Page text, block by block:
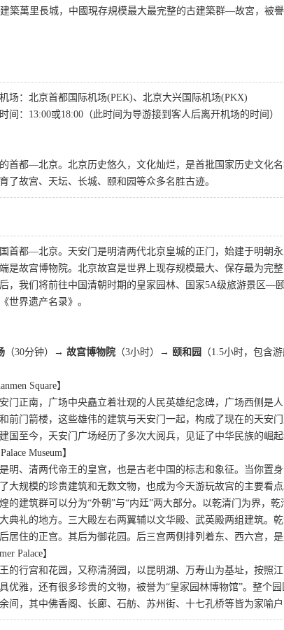
築萬里長城，中國現存規模最大最完整的古建築群—故宮，被
场：北京首都国际机场(PEK)、北京大兴国际机场(PKX)
间：13:00或18:00（此时间为导游接到客人后离开机场的时间）
首都—北京。北京历史悠久，文化灿烂，是首批国家历史文化
了故宫、天坛、长城、颐和园等众多名胜古迹。
首都—北京。天安门是明清两代北京皇城的正门，始建于明朝
是故宫博物院。北京故宫是世界上现存规模最大、保存最为完
，我们将前往中国清朝时期的皇家园林、国家5A级旅游景区—
世界遗产名录》。
（30分钟）→ 故宫博物院 （3小时）→ 颐和园 （1.5小时，包含
Square】
门正南，广场中央矗立着壮观的人民英雄纪念碑，广场西侧是
门箭楼，这些雄伟的建筑与天安门一起，构成了现在的天安
国至今，天安门广场经历了多次大阅兵，见证了中华民族的崛起
Museum】
明、清两代帝王的皇宫，也是古老中国的标志和象征。当你置
大规模的珍贵建筑和无数文物，也成为今天游玩故宫的主要看
的建筑群可以分为“外朝”与“内廷”两大部分。以乾清门为界，
典礼的地方。三大殿左右两翼辅以文华殿、武英殿两组建筑。
居住的正宫。其后为御花园。后三宫两侧排列着东、西六宫，是
Palace】
的行宫和花园，又称清漪园，以昆明湖、万寿山为基址，按照
优雅，还有很多珍贵的文物，被誉为“皇家园林博物馆”。整个
间，其中佛香阁、长廊、石舫、苏州街、十七孔桥等皆为家喻